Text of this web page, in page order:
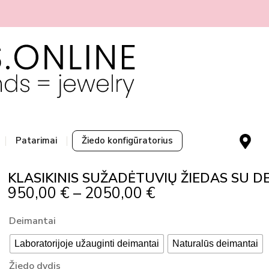
Patarimai Žiedo konfigūratorius
M
a
-
k
e
KLASIKINIS SUŽADĖTUVIŲ ŽIEDAS SU
950,00 € – 2050,00 €
Through
2050,00 €
Deimantai
Laboratorijoje užauginti deimantai Naturalūs deimantai
Žiedo dydis
produkto
KLASIKINIS
SUŽADĖTUVIŲ